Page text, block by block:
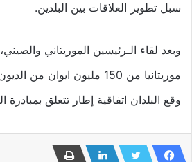
سبل تطوير العلاقات بين البلدين.
وبعد لقاء الـرئيسين الموريتاني
موريتانيا من 150 مليون
وقع البلدان اتفاقية إطار تتعلق بمبادرة